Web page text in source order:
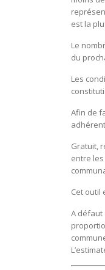
est la
Le
du
Les
Afin de
Gratuit,
entre
Cet outil
A défaut